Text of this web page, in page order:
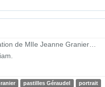
de MlIe Jeanne Granier…
pastilles Géraudel
portrait